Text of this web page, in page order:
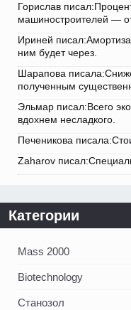
Горислав
машиностроителей —
Ириней
ним будет через.
Шарапова
полученным
Эльмар писал:Всего
вдохнем несладкого.
Печеникова
Zaharov
Категории
Mass 2000
Biotechnology
Станозол